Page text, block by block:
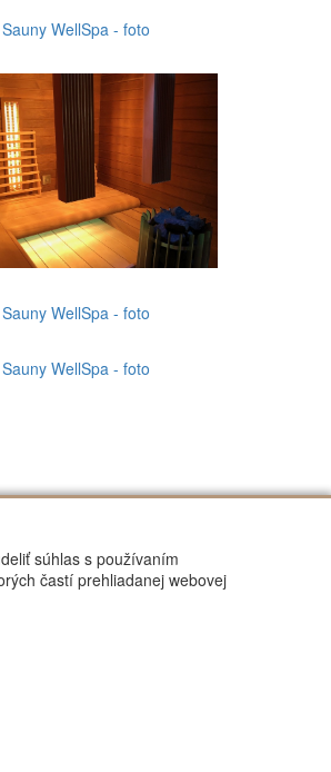
súhlas s používaním
častí prehliadanej webovej